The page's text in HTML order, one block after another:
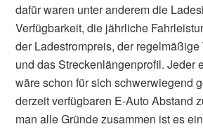
dafür waren unter anderem die
Verfügbarkeit, die jährliche
der Ladestrompreis, der
und das Streckenlängenprofil. Jeder
wäre schon für sich schwerwiegend
derzeit verfügbaren E-Auto Abstand
man alle Gründe zusammen ist es ein